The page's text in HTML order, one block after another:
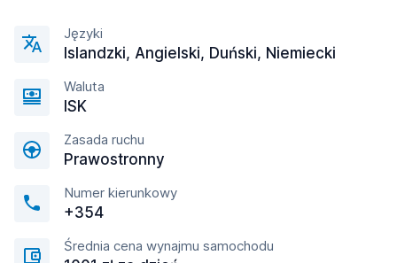
Języki
Islandzki, Angielski, Duński, Niemiecki
Waluta
ISK
Zasada ruchu
Prawostronny
Numer kierunkowy
+354
Średnia cena wynajmu samochodu